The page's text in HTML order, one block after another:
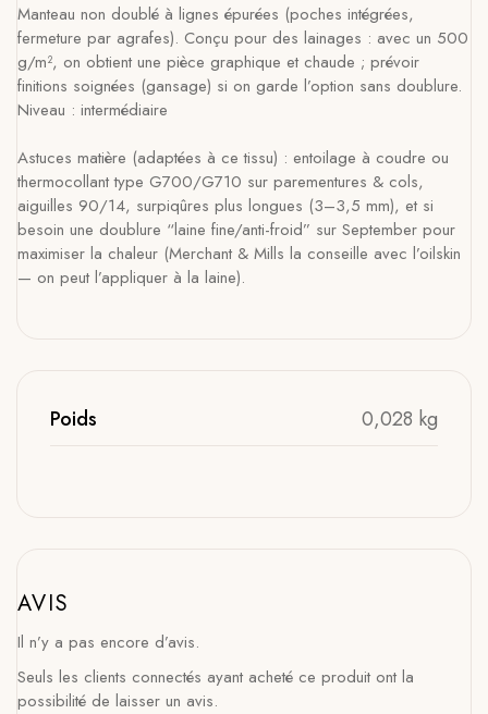
Manteau non doublé à lignes épurées (poches intégrées,
fermeture par agrafes). Conçu pour des lainages : avec un 500
g/m², on obtient une pièce graphique et chaude ; prévoir
finitions soignées (gansage) si on garde l’option sans doublure.
Niveau : intermédiaire
Astuces matière (adaptées à ce tissu) : entoilage à coudre ou
thermocollant type G700/G710 sur parementures & cols,
aiguilles 90/14, surpiqûres plus longues (3–3,5 mm), et si
besoin une doublure “laine fine/anti-froid” sur September pour
maximiser la chaleur (Merchant & Mills la conseille avec l’oilskin
— on peut l’appliquer à la laine).
Poids 0,028 kg
AVIS
Il n’y a pas encore d’avis.
Seuls les clients connectés ayant acheté ce produit ont la
possibilité de laisser un avis.